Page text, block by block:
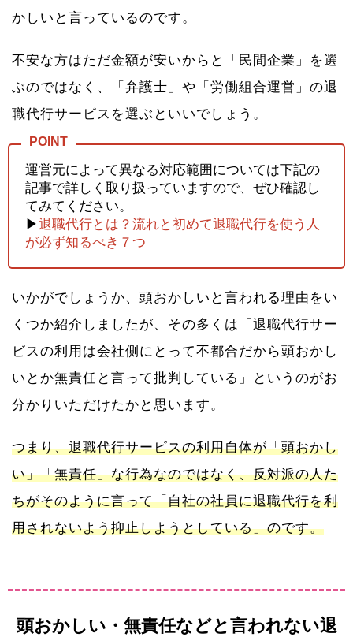
かしいと言っているのです。
不安な方はただ金額が安いからと「民間企業」を選
ぶのではなく、「弁護士」や「労働組合運営」の退
職代行サービスを選ぶといいでしょう。
運営元によって異なる対応範囲については下記の
記事で詳しく取り扱っていますので、ぜひ確認し
てみてください。
▶退職代行とは？流れと初めて退職代行を使う人
が必ず知るべき７つ
いかがでしょうか、頭おかしいと言われる理由をい
くつか紹介しましたが、その多くは「退職代行サー
ビスの利用は会社側にとって不都合だから頭おかし
いとか無責任と言って批判している」というのがお
分かりいただけたかと思います。
つまり、退職代行サービスの利用自体が「頭おかし
い」「無責任」な行為なのではなく、反対派の人た
ちがそのように言って「自社の社員に退職代行を利
用されないよう抑止しようとしている」のです。
頭おかしい・無責任などと言われない退